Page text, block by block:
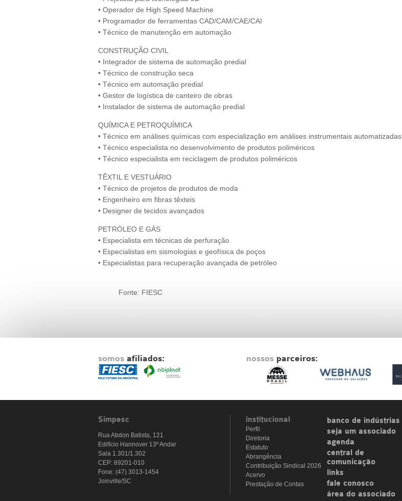
• Operador de High Speed Machine
• Programador de ferramentas CAD/CAM/CAE/CAI
• Técnico de manutenção em automação
CONSTRUÇÃO CIVIL
• Integrador de sistema de automação predial
• Técnico de construção seca
• Técnico em automação predial
• Gestor de logística de canteiro de obras
• Instalador de sistema de automação predial
QUÍMICA E PETROQUÍMICA
• Técnico em análises químicas com especialização em análises instrumentais automatizadas
• Técnico especialista no desenvolvimento de produtos poliméricos
• Técnico especialista em reciclagem de produtos poliméricos
TÊXTIL E VESTUÁRIO
• Técnico de projetos de produtos de moda
• Engenheiro em fibras têxteis
• Designer de tecidos avançados
PETRÓLEO E GÁS
• Especialista em técnicas de perfuração
• Especialistas em sismologias e geofísica de poços
• Especialistas para recuperação avançada de petróleo
Fonte: FIESC
somos afiliados: nossos parceiros:
Simpesc
Rua Abdon Batista, 121
Edifício Hannover 13º Andar
Sala 1.301/1.302
CEP: 89201-010
Fone: (47) 3013-1454
Joinville/SC
institucional
Perfil
Diretoria
Estatuto
Abrangência
Contribuição Sindical 2026
Acervo
Prestação de Contas
banco de indústrias
seja um associado
agenda
central de
comunicação
links
fale conosco
área do associado